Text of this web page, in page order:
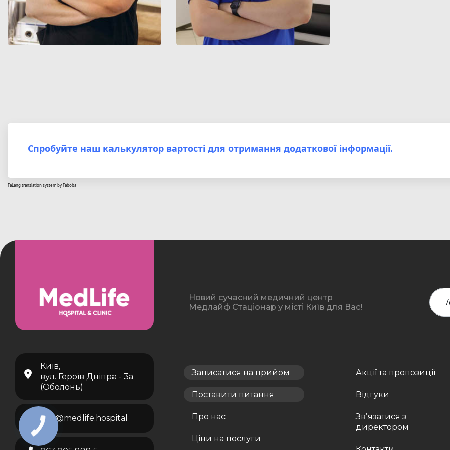
Спробуйте наш калькулятор вартості для отримання додаткової інформації.
FaLang translation system by Faboba
Київ,
вул. Героїв Дніпра - 3а
(Оболонь)
info@medlife.hospital
Новий сучасний медичний центр
Медлайф Стаціонар у місті Київ для Вас!
Записатися на прийом
Поставити питання
Про нас
Ціни на послуги
Акції та пропозиції
Відгуки
Звʼязатися з
директором